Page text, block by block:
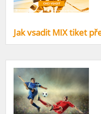
Jak vsadit MIX tiket